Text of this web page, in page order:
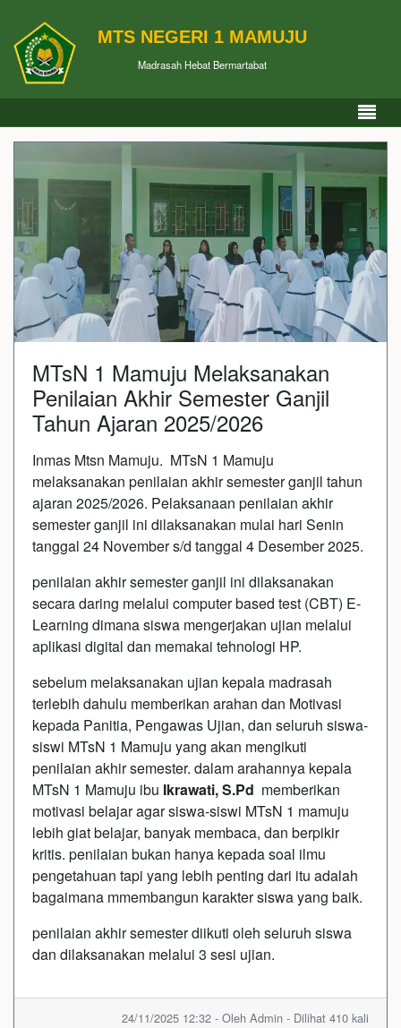
MTS NEGERI 1 MAMUJU
Madrasah Hebat Bermartabat
MTsN 1 Mamuju Melaksanakan
Penilaian Akhir Semester Ganjil
Tahun Ajaran 2025/2026
Inmas Mtsn Mamuju. MTsN 1 Mamuju
melaksanakan penilaian akhir semester ganjil tahun
ajaran 2025/2026. Pelaksanaan penilaian akhir
semester ganjil ini dilaksanakan mulai hari Senin
tanggal 24 November s/d tanggal 4 Desember 2025.
penilaian akhir semester ganjil ini dilaksanakan
secara daring melalui computer based test (CBT) E-
Learning dimana siswa mengerjakan ujian melalui
aplikasi digital dan memakai tehnologi HP.
sebelum melaksanakan ujian kepala madrasah
terlebih dahulu memberikan arahan dan Motivasi
kepada Panitia, Pengawas Ujian, dan seluruh siswa-
siswi MTsN 1 Mamuju yang akan mengikuti
penilaian akhir semester. dalam arahannya kepala
MTsN 1 Mamuju ibu Ikrawati, S.Pd memberikan
motivasi belajar agar siswa-siswi MTsN 1 mamuju
lebih giat belajar, banyak membaca, dan berpikir
kritis. penilaian bukan hanya kepada soal ilmu
pengetahuan tapi yang lebih penting dari itu adalah
bagaimana mmembangun karakter siswa yang baik.
penilaian akhir semester diikuti oleh seluruh siswa
dan dilaksanakan melalui 3 sesi ujian.
24/11/2025 12:32 - Oleh Admin - Dilihat 410 kali